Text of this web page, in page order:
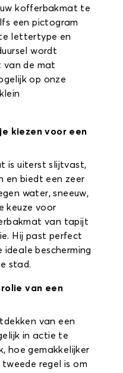
kofferbakmat te
een pictogram
lettertype en
wordt
van de mat
op onze
kiezen voor een
is uiterst slijtvast,
en biedt een zeer
water, sneeuw,
keuze voor
van tapijt
Hij past perfect
ideale bescherming
stad.
van een
van een
in actie te
hoe gemakkelijker
regel is om